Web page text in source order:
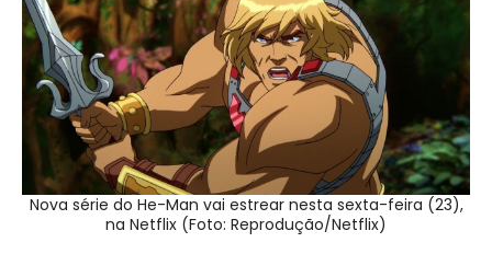
Nova série do He-Man vai estrear nesta sexta-feira (23),
na Netflix (Foto: Reprodução/Netflix)